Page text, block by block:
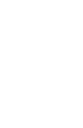
-
-
-
-